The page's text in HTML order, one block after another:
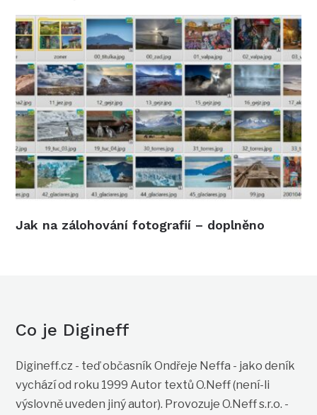
Jak na zálohování fotografií – doplněno
Co je Digineff
Digineff.cz - teď občasník Ondřeje Neffa - jako deník
vychází od roku 1999 Autor textů O.Neff (není-li
výslovně uveden jiný autor). Provozuje O.Neff s.r.o. -